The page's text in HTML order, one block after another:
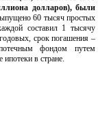
долларов), были
60 тысяч простых
составил 1 тысячу
срок погашения –
фондом путем
в стране.